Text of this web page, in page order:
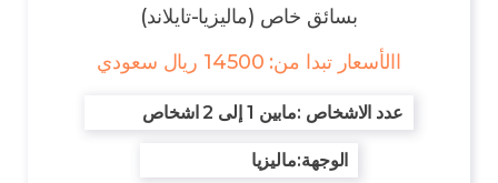
بسائق خاص (ماليزيا-تايلاند)
االأسعار تبدا من: 14500 ريال سعودي
مابين 1 إلى 2 اشخاص : عدد الاشخاص
ماليزيا :الوجهة